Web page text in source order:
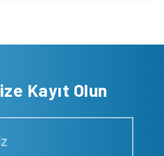
Kayıt Olun